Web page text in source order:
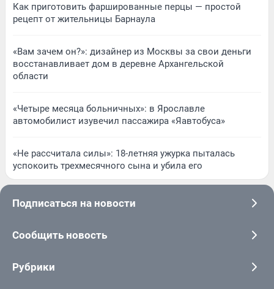
Как приготовить фаршированные перцы — простой
рецепт от жительницы Барнаула
«Вам зачем он?»: дизайнер из Москвы за свои деньги
восстанавливает дом в деревне Архангельской
области
«Четыре месяца больничных»: в Ярославле
автомобилист изувечил пассажира «Яавтобуса»
«Не рассчитала силы»: 18-летняя ужурка пыталась
успокоить трехмесячного сына и убила его
Подписаться на новости
Сообщить новость
Рубрики